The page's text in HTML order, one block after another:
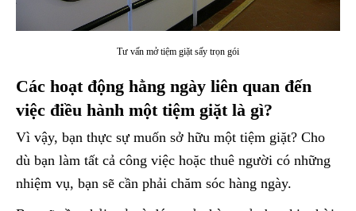
Tư vấn mở tiệm giặt sấy trọn gói
Các hoạt động hằng ngày liên quan đến
việc điều hành một tiệm giặt là gì?
Vì vậy, bạn thực sự muốn sở hữu một tiệm giặt? Cho
dù bạn làm tất cả công việc hoặc thuê người có những
nhiệm vụ, bạn sẽ cần phải chăm sóc hàng ngày.